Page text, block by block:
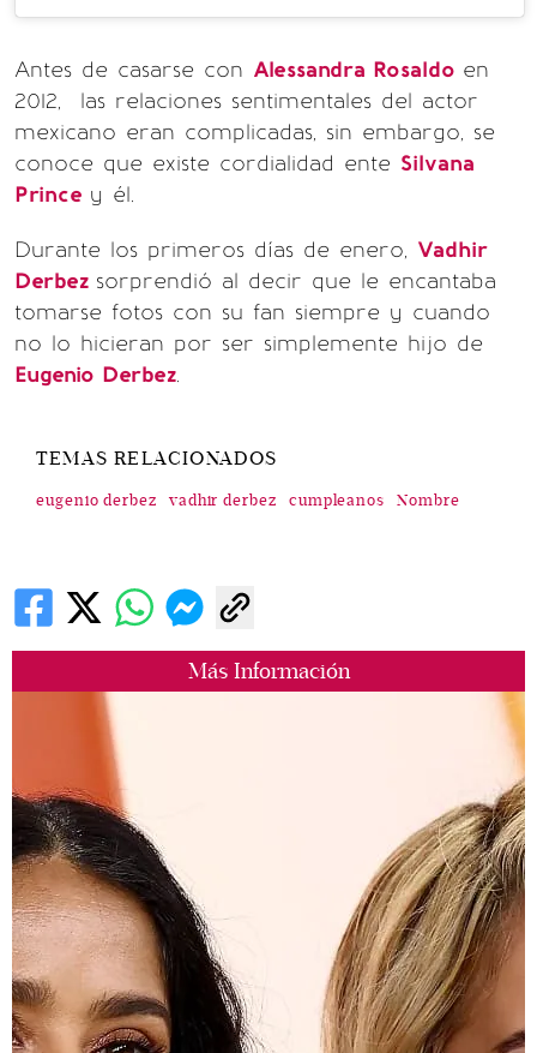
Más Información
Antes de casarse con Alessandra Rosaldo en
2012, las relaciones sentimentales del actor
mexicano eran complicadas, sin embargo, se
conoce que existe cordialidad ente Silvana
Prince y él.
Durante los primeros días de enero, Vadhir
Derbez sorprendió al decir que le encantaba
tomarse fotos con su fan siempre y cuando
no lo hicieran por ser simplemente hijo de
Eugenio Derbez.
TEMAS RELACIONADOS
eugenio derbez vadhir derbez cumpleanos Nombre